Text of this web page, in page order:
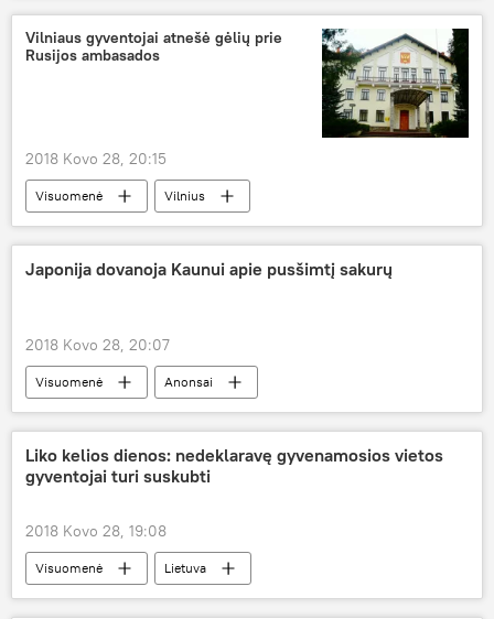
Eismo pakeitimai Vilniuje
Vilniaus gyventojai atnešė gėlių prie
Rusijos ambasados
2018 Kovo 28, 20:15
Visuomenė
Vilnius
Gaisras Kemerovo prekybos centre
Japonija dovanoja Kaunui apie pusšimtį sakurų
2018 Kovo 28, 20:07
Visuomenė
Anonsai
Kaunas — antroji Lietuvos sostinė
Japonija
Kaunas
Liko kelios dienos: nedeklaravę gyvenamosios vietos
gyventojai turi suskubti
2018 Kovo 28, 19:08
Visuomenė
Lietuva
Valstybinis socialinio draudimo fondas "Sodra"